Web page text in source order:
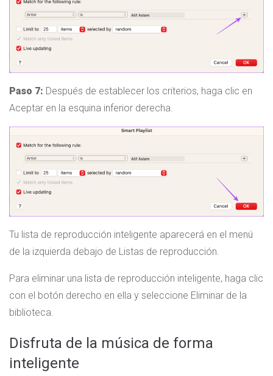
Paso 7: Después de establecer los criterios, haga clic en
Aceptar en la esquina inferior derecha.
Tu lista de reproducción inteligente aparecerá en el menú
de la izquierda debajo de Listas de reproducción.
Para eliminar una lista de reproducción inteligente, haga clic
con el botón derecho en ella y seleccione Eliminar de la
biblioteca.
Disfruta de la música de forma
inteligente